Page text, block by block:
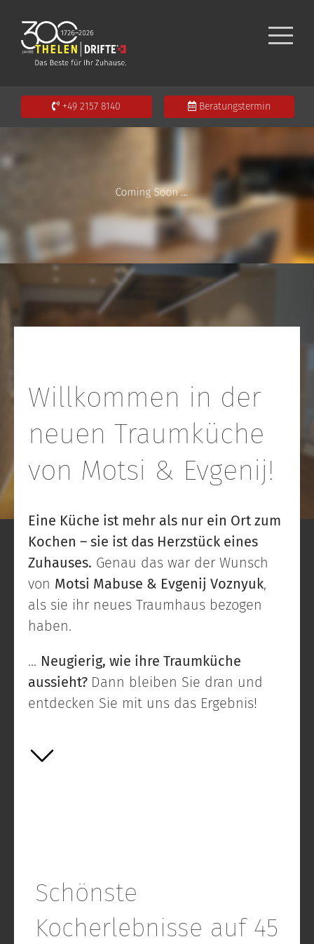
+49 2157 8140 Beratungstermin
Willkommen in der
neuen Traumküche
von Motsi & Evgenij!
Eine Küche ist mehr als nur ein Ort zum
Kochen – sie ist das Herzstück eines
Zuhauses. Genau das war der Wunsch
von Motsi Mabuse & Evgenij Voznyuk,
als sie ihr neues Traumhaus bezogen
haben.
... Neugierig, wie ihre Traumküche
aussieht? Dann bleiben Sie dran und
entdecken Sie mit uns das Ergebnis!
Schönste
Kocherlebnisse auf 45